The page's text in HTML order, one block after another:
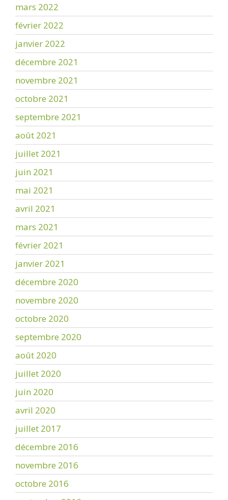
mars 2022
février 2022
janvier 2022
décembre 2021
novembre 2021
octobre 2021
septembre 2021
août 2021
juillet 2021
juin 2021
mai 2021
avril 2021
mars 2021
février 2021
janvier 2021
décembre 2020
novembre 2020
octobre 2020
septembre 2020
août 2020
juillet 2020
juin 2020
avril 2020
juillet 2017
décembre 2016
novembre 2016
octobre 2016